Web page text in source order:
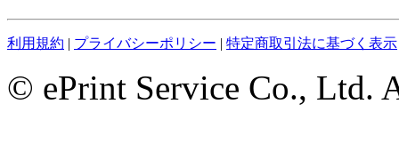
利用規約 | プライバシーポリシー | 特定商取引法に基づく表示
© ePrint Service Co., Ltd.